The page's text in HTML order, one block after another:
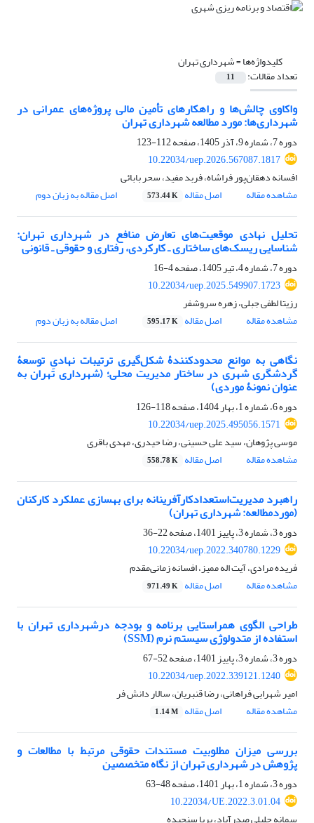
کلیدواژه‌ها =شهرداری تهران
تعداد مقالات: 11
واکاوی چالش‌ها و راهکارهای تأمین مالی پروژه‌های عمرانی در
شهرداری‌ها: مورد مطالعه شهرداری تهران
دوره 7، شماره 9، آذر 1405، صفحه
112-123
10.22034/uep.2026.567087.1817
افسانه دهقان‌پور فراشاه، فربد مفید، سحر بابائی
مشاهده مقاله
اصل مقاله 573.44 K اصل مقاله به زبان دوم
تحلیل نهادی موقعیت‌های تعارض منافع در شهرداری تهران:
شناسایی ریسک‌های ساختاری ـ کارکردی، رفتاری و حقوقی ـ قانونی
دوره 7، شماره 4، تیر 1405، صفحه
4-16
10.22034/uep.2025.549907.1723
رزیتا لطفی جبلی، زهره سروشفر
مشاهده مقاله
اصل مقاله 595.17 K اصل مقاله به زبان دوم
نگاهی به موانع محدودکنندۀ شکل‌گیری ترتیبات نهادیِ توسعۀ
گردشگری شهری در ساختار مدیریت محلی؛ (شهرداری تهران به
عنوان نمونۀ موردی)
دوره 6، شماره 1، بهار 1404، صفحه
118-126
10.22034/uep.2025.495056.1571
موسی پژوهان، سید علی حسینی، رضا حیدری، مهدی باقری
مشاهده مقاله
اصل مقاله 558.78 K
راهبرد مدیریت‌استعداد‌کارآفرینانه برای بهسازی عملکرد کارکنان
(موردمطالعه: شهرداری تهران)
دوره 3، شماره 3، پاییز 1401، صفحه
22-36
10.22034/uep.2022.340780.1229
فریده مرادی، آیت اله ممیز، افسانه زمانی‌مقدم
مشاهده مقاله
اصل مقاله 971.49 K
طراحی الگوی همراستایی برنامه و بودجه درشهرداری تهران با
استفاده از متدولوژی سیستم نرم (SSM)
دوره 3، شماره 3، پاییز 1401، صفحه
52-67
10.22034/uep.2022.339121.1240
امیر شهرابی فراهانی، رضا قنبریان، سالار دانش فر
مشاهده مقاله
اصل مقاله 1.14 M
بررسی میزان مطلوبیت مستندات حقوقی مرتبط با مطالعات و
پژوهش در شهرداری تهران از نگاه متخصصین
دوره 3، شماره 1، بهار 1401، صفحه
48-63
10.22034/UE.2022.3.01.04